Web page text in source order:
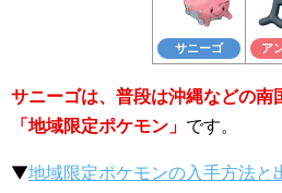
サニーゴ ア
サニーゴは、普段は沖縄などの南
「地域限定ポケモン」 です。
▼地域限定ポケモンの入手方法と